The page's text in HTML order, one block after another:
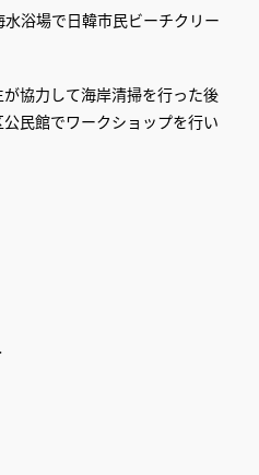
浴場で日韓市民ビーチクリー
協力して海岸清掃を行った後
民館でワークショップを行い